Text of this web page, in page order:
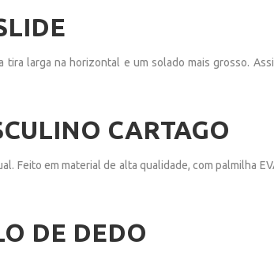
larga na horizontal e um solado mais grosso.
CARTAGO
Feito em material de alta qualidade, com palmilha
DE DEDO